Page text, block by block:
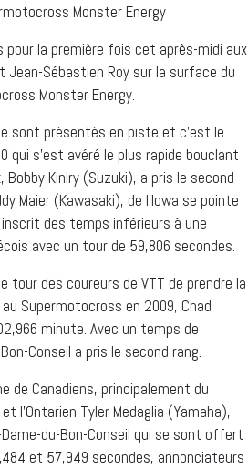
Monster Energy
la première fois cet après-midi aux
Jean-Sébastien Roy sur la surface du
Monster Energy.
sont présentés en piste et c’est le
qui s’est avéré le plus rapide bouclant
Bobby Kiniry (Suzuki), a pris le second
Maier (Kawasaki), de l’Iowa se pointe
des temps inférieurs à une
avec un tour de 59,806 secondes.
des coureurs de VTT de prendre la
Supermotocross en 2009, Chad
minute. Avec un temps de
Conseil a pris le second rang.
de Canadiens, principalement du
l’Ontarien Tyler Medaglia (Yamaha),
du-Bon-Conseil qui se sont offert
et 57,949 secondes, annonciateurs